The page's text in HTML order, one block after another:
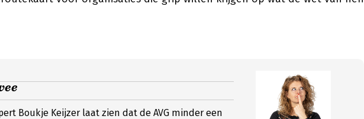
Boukje Keijzer laat zien dat de AVG minder een